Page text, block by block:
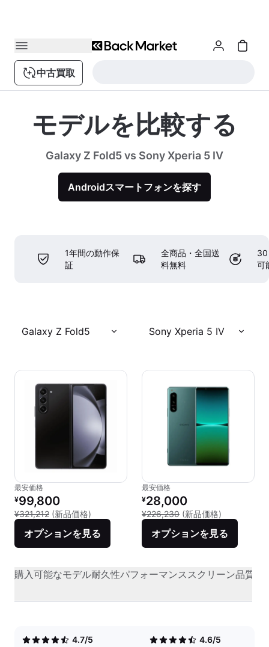
中古買取
モデルを比較する
Galaxy Z Fold5 vs Sony Xperia 5 IV
Androidスマートフォンを探す
1年間の動作保
証
全商品・全国送
料無料
30
可
Galaxy Z Fold5 Sony Xperia 5 IV
最安価格
リファービッシュ品の価格：
¥99,800
¥321,212 (新品価格) 新品との比較：¥321,212
オプションを見る
最安価格
リファービッシュ品の価格：
¥28,000
¥226,230 (新品価格)
オプションを見る
購入可能なモデル耐久性パフォーマンススクリーン品質
4.7/5
4.6/5